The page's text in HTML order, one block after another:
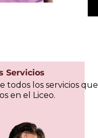
Servicios
todos los servicios que
en el Liceo.